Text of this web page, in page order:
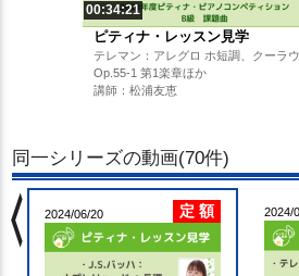
00:34:21
ピティナ・レッスン見学
テレマン：アレグロ ホ短調、クーラ
Op.55-1 第1楽章ほか
講師：松浦友恵
同一シリーズの動画(70件)
2024/06/20 定 額 2024/
chevron_left